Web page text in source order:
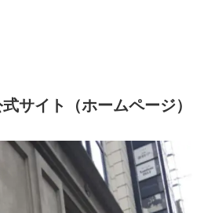
サイト（ホームページ）